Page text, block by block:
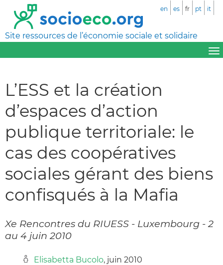
Site ressources de l’économie sociale et solidaire
en es fr pt it
L’ESS et la création
d’espaces d’action
publique territoriale: le
cas des coopératives
sociales gérant des biens
confisqués à la Mafia
Xe Rencontres du RIUESS - Luxembourg - 2
au 4 juin 2010
Elisabetta Bucolo, juin 2010